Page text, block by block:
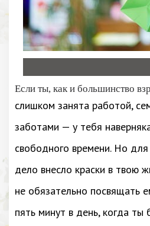
Если ты, как и большинство
слишком занята работой,
заботами — у тебя
свободного времени. Но
дело внесло краски в твою
не обязательно посвящать
пять минут в день, когда ты